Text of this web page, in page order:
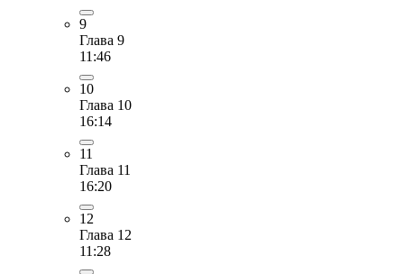
9
Глава 9
11:46
10
Глава 10
16:14
11
Глава 11
16:20
12
Глава 12
11:28